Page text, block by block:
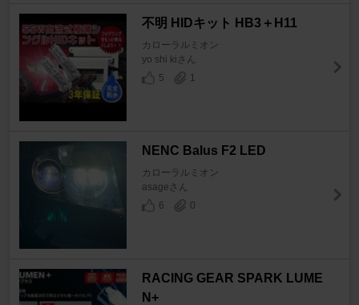
不明 HIDキット HB3＋H11
カローラルミオン
yo shi kiさん
5
1
NENC Balus F2 LED
カローラルミオン
asageさん
6
0
RACING GEAR SPARK LUME
N+